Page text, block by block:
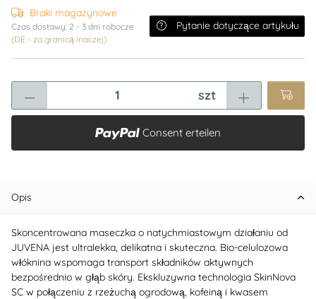
Braki magazynowe
Czas dostawy: 2 - 3 dni robocze
(DE - za granicą inaczej)
Pytanie dotyczące artykułu
szt
Consent erteilen
Opis
Skoncentrowana maseczka o natychmiastowym działaniu od
JUVENA jest ultralekka, delikatna i skuteczna. Bio-celulozowa
włóknina wspomaga transport składników aktywnych
bezpośrednio w głąb skóry. Ekskluzywna technologia SkinNova
SC w połączeniu z rzeżuchą ogrodową, kofeiną i kwasem